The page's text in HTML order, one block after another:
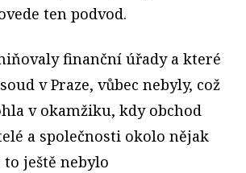
ten podvod.
finanční úřady a které
v Praze, vůbec nebyly, což
v okamžiku, kdy obchod
a společnosti okolo nějak
ještě nebylo